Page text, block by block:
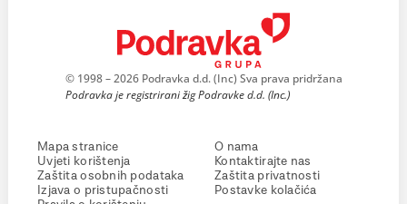
© 1998 – 2026 Podravka d.d. (Inc) Sva prava pridržana
Podravka je registrirani žig Podravke d.d. (Inc.)
Mapa stranice
Uvjeti korištenja
Zaštita osobnih podataka
Izjava o pristupačnosti
O nama
Kontaktirajte nas
Zaštita privatnosti
Postavke kolačića